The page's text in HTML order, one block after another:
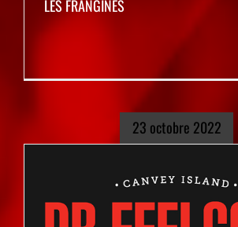
LES FRANGINES
23 octobre 2022